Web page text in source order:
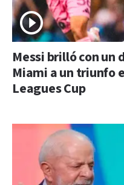
Messi brilló con un
Miami a un triunfo
Leagues Cup